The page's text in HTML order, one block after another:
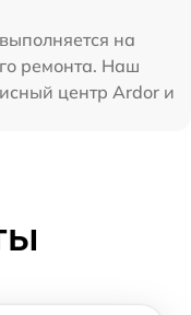
на
ремонта. Наш
центр Ardor и